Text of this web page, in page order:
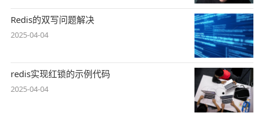
Redis的双写问题解决
2025-04-04
redis实现红锁的示例代码
2025-04-04